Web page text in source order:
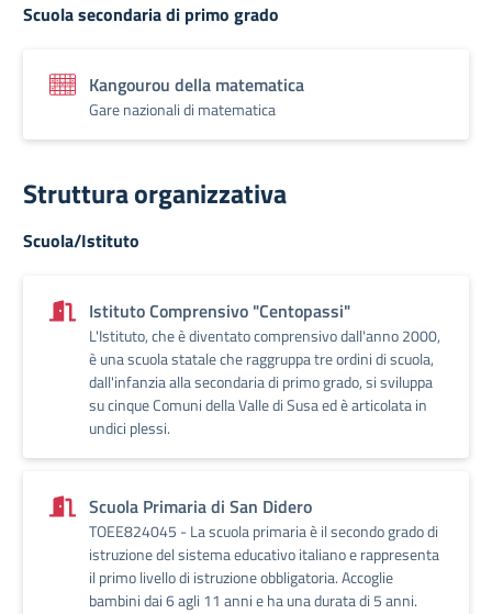
Scuola secondaria di primo grado
Kangourou della matematica
Gare nazionali di matematica
Struttura organizzativa
Scuola/Istituto
Istituto Comprensivo "Centopassi"
L'Istituto, che è diventato comprensivo dall'anno 2000,
è una scuola statale che raggruppa tre ordini di scuola,
dall'infanzia alla secondaria di primo grado, si sviluppa
su cinque Comuni della Valle di Susa ed è articolata in
undici plessi.
Scuola Primaria di San Didero
TOEE824045 - La scuola primaria è il secondo grado di
istruzione del sistema educativo italiano e rappresenta
il primo livello di istruzione obbligatoria. Accoglie
bambini dai 6 agli 11 anni e ha una durata di 5 anni.